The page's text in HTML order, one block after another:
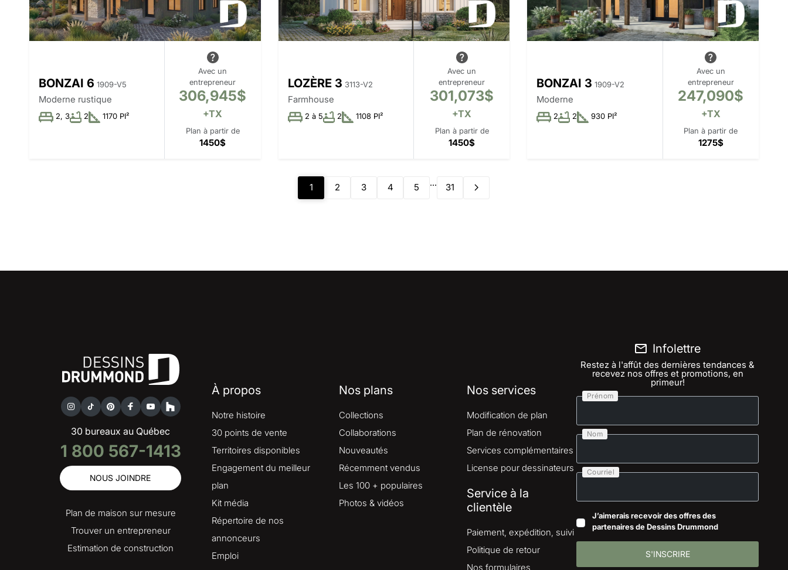
BONZAI 6 1909-V5
Moderne rustique
2, 3 2 1170 PI²
Avec un
entrepreneur
306,945$
+TX
Plan à partir de
1450$
LOZÈRE 3 3113-V2
Farmhouse
2 à 5 2 1108 PI²
Avec un
entrepreneur
301,073$
+TX
Plan à partir de
1450$
BONZAI 3 1909-V2
Moderne
2 2 930 PI²
Avec un
entrepreneur
247,090$
+TX
Plan à partir de
1275$
1 2 3 4 5 ... 31
30 bureaux au Québec
1 800 567-1413
NOUS JOINDRE
Plan de maison sur mesure
Trouver un entrepreneur
Estimation de construction
À propos
Notre histoire
30 points de vente
Territoires disponibles
Engagement du meilleur
plan
Kit média
Répertoire de nos
annonceurs
Emploi
Nos plans
Collections
Collaborations
Nouveautés
Récemment vendus
Les 100 + populaires
Photos & vidéos
Nos services
Modification de plan
Plan de rénovation
Services complémentaires
License pour dessinateurs
Service à la
clientèle
Paiement, expédition, suivi
Politique de retour
Nos formulaires
Infolettre
Restez à l'affût des dernières tendances &
recevez nos offres et promotions, en
primeur!
Prénom
Nom
Courriel
J’aimerais recevoir des offres des
partenaires de Dessins Drummond
S'INSCRIRE